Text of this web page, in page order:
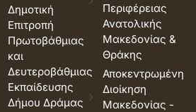
Δημοτική
Επιτροπή
Πρωτοβάθμιας
και
Δευτεροβάθμιας
Εκπαίδευσης
Δήμου Δράμας
Περιφέρειας
Ανατολικής
Μακεδονίας &
Θράκης
Αποκεντρωμένη
Διοίκηση
Μακεδονίας -